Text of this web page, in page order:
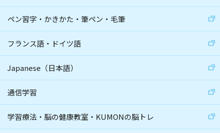
ペン習字・かきかた・筆ペン・毛筆
フランス語・ドイツ語
Japanese（日本語）
通信学習
学習療法・脳の健康教室・KUMONの脳トレ